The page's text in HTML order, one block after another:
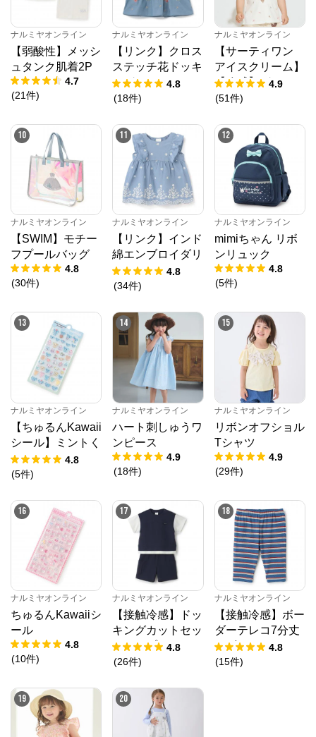
ナルミヤオンライン
【弱酸性】メッシ
ュタンク肌着2P
4.7
(21件)
ナルミヤオンライン
【リンク】クロス
ステッチ花ドッキ
ングTシャツ
4.8
(18件)
ナルミヤオンライン
【サーティワン
アイスクリーム】
【冷感】グラフィ
ック半袖Tシャツ
4.9
(51件)
10
ナルミヤオンライン
【SWIM】モチー
フプールバッグ
4.8
(30件)
11
ナルミヤオンライン
【リンク】インド
綿エンブロイダリ
ーチュニック
4.8
(34件)
12
ナルミヤオンライン
mimiちゃん リボ
ンリュック
4.8
(5件)
13
ナルミヤオンライン
【ちゅるんKawaii
シール】ミントく
ん
4.8
(5件)
14
ナルミヤオンライン
ハート刺しゅうワ
ンピース
4.9
(18件)
15
ナルミヤオンライン
リボンオフショル
Tシャツ
4.9
(29件)
16
ナルミヤオンライン
ちゅるんKawaiiシ
ール
4.8
(10件)
17
ナルミヤオンライン
【接触冷感】ドッ
キングカットセッ
トアップ
4.8
(26件)
18
ナルミヤオンライン
【接触冷感】ボー
ダーテレコ7分丈
レギンス
4.8
(15件)
19 20